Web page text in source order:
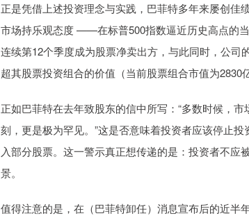
正是凭借上述投资理念与实践，巴菲特多年来屡创
市场持乐观态度 ——在标普500指数逼近历史高点的
连续第12个季度成为股票净卖出方，与此同时，公
超其股票投资组合的价值（当前股票组合市值为2830
正如巴菲特在去年致股东的信中所写：“多数时候，
刻，更是极为罕见。”这是否意味着投资者应该停止
入部分股票。这一警示真正想传递的是：投资者不
景。
值得注意的是，在（巴菲特卸任）消息宣布后的近半